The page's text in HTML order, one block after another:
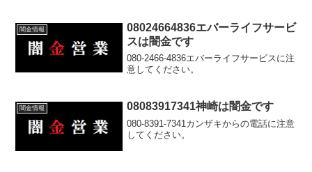
闇金情報
08024664836エバーライフサービ
スは闇金です
080-2466-4836エバーライフサービスに注
意してください。
闇金情報 08083917341神崎は闇金です
080-8391-7341カンザキからの電話に注意
してください。